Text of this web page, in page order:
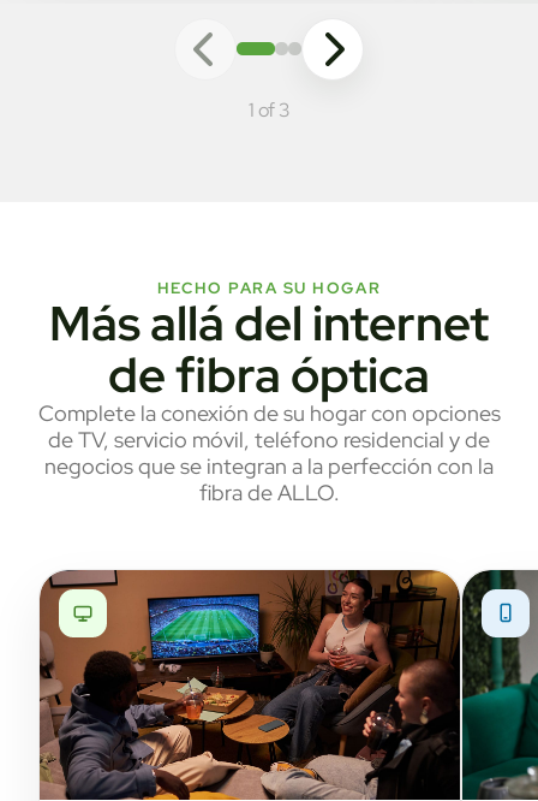
1 of 3
HECHO PARA SU HOGAR
Más allá del internet
de fibra óptica
Complete la conexión de su hogar con opciones
de TV, servicio móvil, teléfono residencial y de
negocios que se integran a la perfección con la
fibra de ALLO.